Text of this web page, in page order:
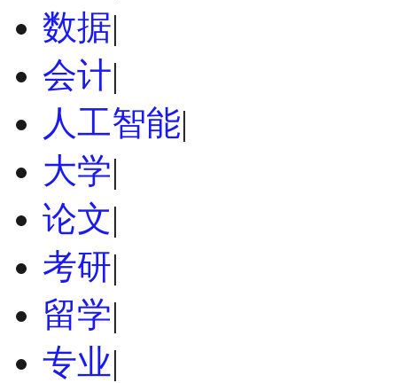
数据|
会计|
人工智能|
大学|
论文|
考研|
留学|
专业|